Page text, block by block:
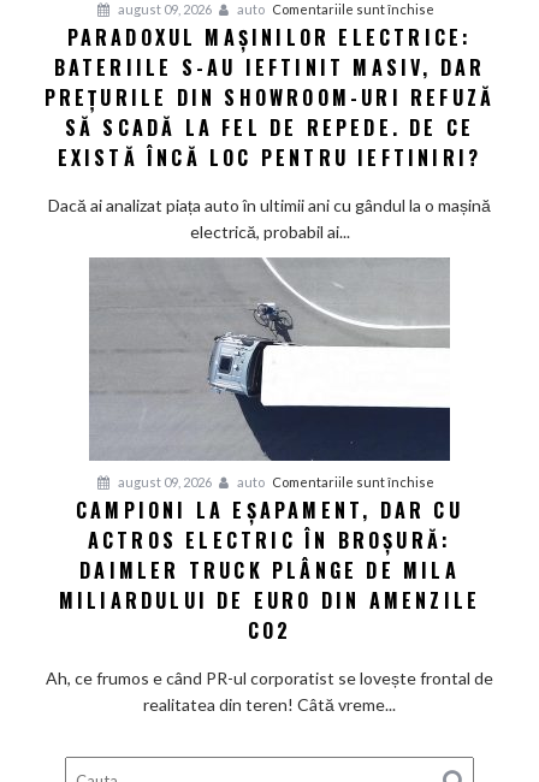
să
schimbe
foaia
august 09, 2026 auto Comentariile sunt închise
Paradoxul
mașinilor
electrice:
au
masiv,
showroom-
uri
să
la
de
repede.
De
ce
PARADOXUL MAȘINILOR ELECTRICE:
BATERIILE S-AU IEFTINIT MASIV, DAR
PREȚURILE DIN SHOWROOM-URI REFUZĂ
SĂ SCADĂ LA FEL DE REPEDE. DE CE
EXISTĂ ÎNCĂ LOC PENTRU IEFTINIRI?
Dacă ai analizat piața auto în ultimii ani cu gândul la o mașină
electrică, probabil ai...
august 09, 2026 auto Comentariile sunt închise
Campioni
la
eșapament,
cu
Truck
CAMPIONI LA EȘAPAMENT, DAR CU
ACTROS ELECTRIC ÎN BROȘURĂ:
DAIMLER TRUCK PLÂNGE DE MILA
MILIARDULUI DE EURO DIN AMENZILE
CO2
Ah, ce frumos e când PR-ul corporatist se lovește frontal de
realitatea din teren! Câtă vreme...